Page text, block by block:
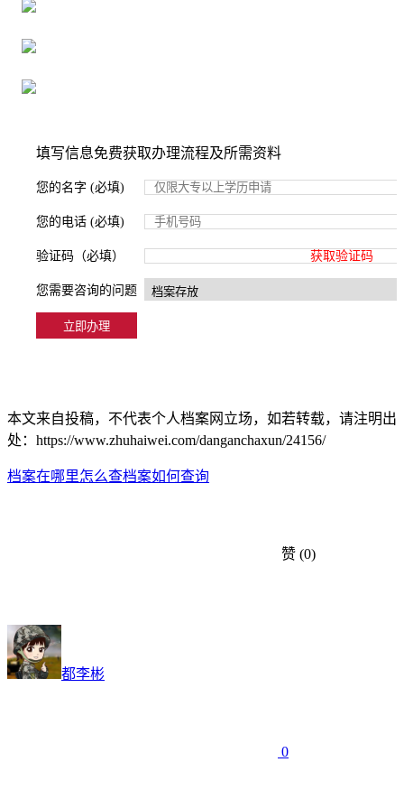
填写信息免费获取办理流程及所需资料
您的名字 (必填)
您的电话 (必填)
验证码（必填） 获取验证码
您需要咨询的问题
本文来自投稿，不代表个人档案网立场，如若转载，请注明出
处：https://www.zhuhaiwei.com/danganchaxun/24156/
档案在哪里怎么查档案如何查询
赞 (0)
都李彬
0